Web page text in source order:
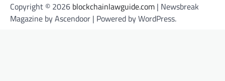
Copyright © 2026 blockchainlawguide.com | Newsbreak
Magazine byAscendoor | Powered byWordPress.